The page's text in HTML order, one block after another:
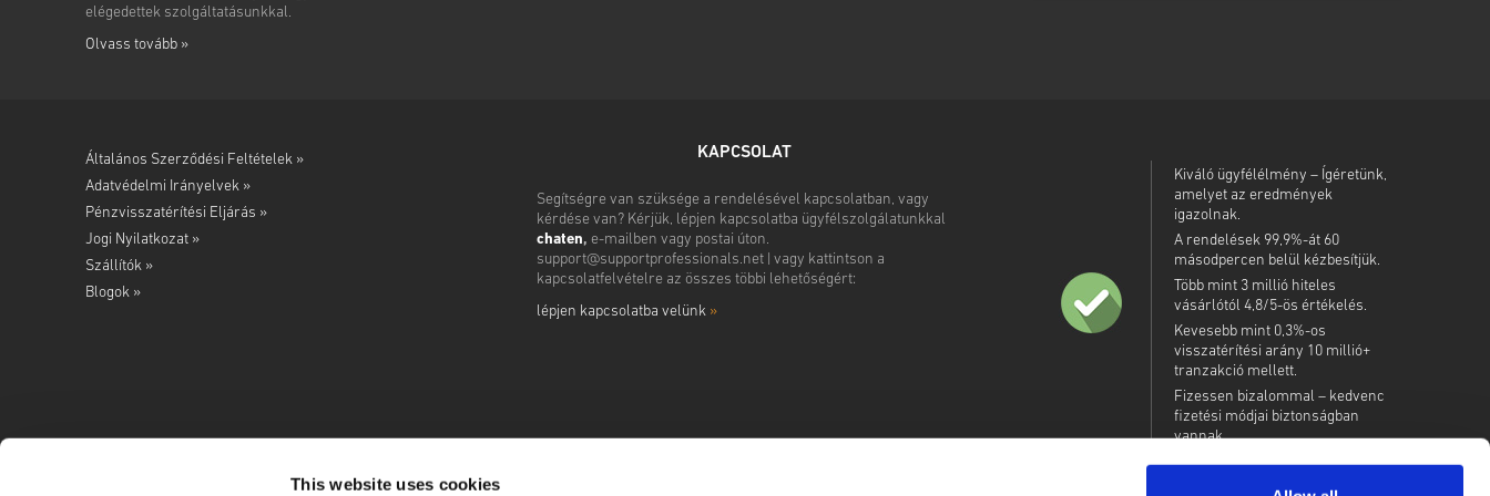
This website uses cookies
elégedettek szolgáltatásunkkal.
Olvass tovább »
Általános Szerződési Feltételek »
Adatvédelmi Irányelvek »
Pénzvisszatérítési Eljárás »
Jogi Nyilatkozat »
Szállítók »
Blogok »
KAPCSOLAT
Segítségre van szüksége a rendelésével kapcsolatban, vagy
kérdése van? Kérjük, lépjen kapcsolatba ügyfélszolgálatunkkal
chaten, e-mailben vagy postai úton.
support@supportprofessionals.net| vagy kattintson a
kapcsolatfelvételre az összes többi lehetőségért:
lépjen kapcsolatba velünk »
Kiváló ügyfélélmény – Ígéretünk,
amelyet az eredmények
igazolnak.
A rendelések 99,9%-át 60
másodpercen belül kézbesítjük.
Több mint 3 millió hiteles
vásárlótól 4,8/5-ös értékelés.
Kevesebb mint 0,3%-os
visszatérítési arány 10 millió+
tranzakció mellett.
Fizessen bizalommal – kedvenc
fizetési módjai biztonságban
vannak.